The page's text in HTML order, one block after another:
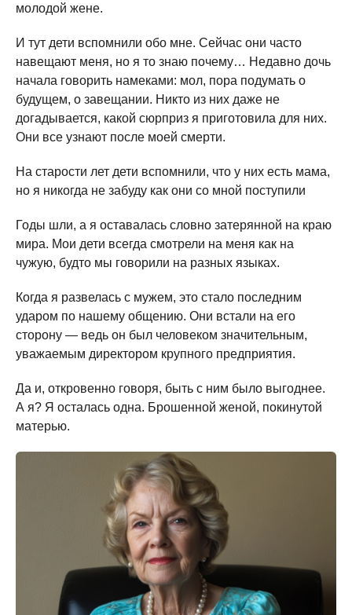
молодой жене.
И тут дети вспомнили обо мне. Сейчас они часто
навещают меня, но я то знаю почему… Недавно дочь
начала говорить намеками: мол, пора подумать о
будущем, о завещании. Никто из них даже не
догадывается, какой сюрприз я приготовила для них.
Они все узнают после моей смерти.
На старости лет дети вспомнили, что у них есть мама,
но я никогда не забуду как они со мной поступили
Годы шли, а я оставалась словно затерянной на краю
мира. Мои дети всегда смотрели на меня как на
чужую, будто мы говорили на разных языках.
Когда я развелась с мужем, это стало последним
ударом по нашему общению. Они встали на его
сторону — ведь он был человеком значительным,
уважаемым директором крупного предприятия.
Да и, откровенно говоря, быть с ним было выгоднее.
А я? Я осталась одна. Брошенной женой, покинутой
матерью.